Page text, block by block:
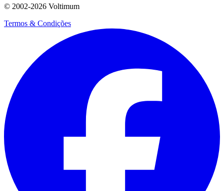
© 2002-2026 Voltimum
Termos & Condições